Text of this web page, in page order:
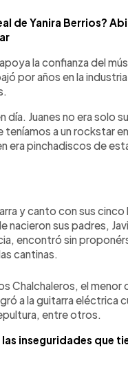
de Yanira Berrios?
la confianza del
por años en la
Juanes no era solo
teníamos a un rockstar
era pinchadiscos de
y canto con sus cinco
nacieron sus padres,
encontró sin
cantinas.
Chalchaleros, el menor
a la guitarra eléctrica
entre otros.
las inseguridades que